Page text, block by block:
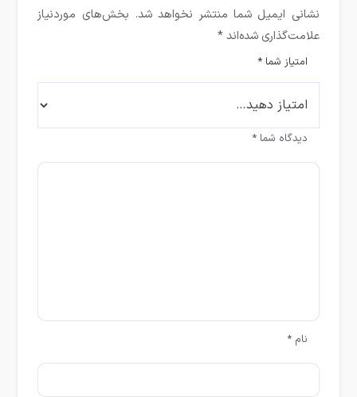
نشانی ایمیل شما منتشر نخواهد شد. بخش‌های موردنیاز
علامت‌گذاری شده‌اند*
امتیاز شما*
دیدگاه شما*
نام*